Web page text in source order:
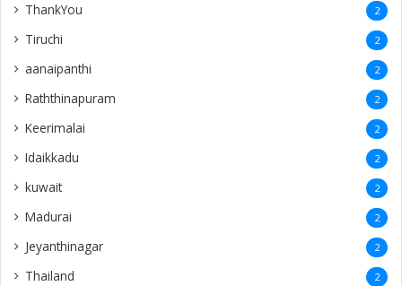
ThankYou 2
Tiruchi 2
aanaipanthi 2
Raththinapuram 2
Keerimalai 2
Idaikkadu 2
kuwait 2
Madurai 2
Jeyanthinagar 2
Thailand 2